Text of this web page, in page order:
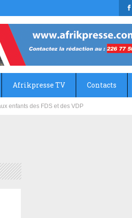
Afrikpresse TV Contacts